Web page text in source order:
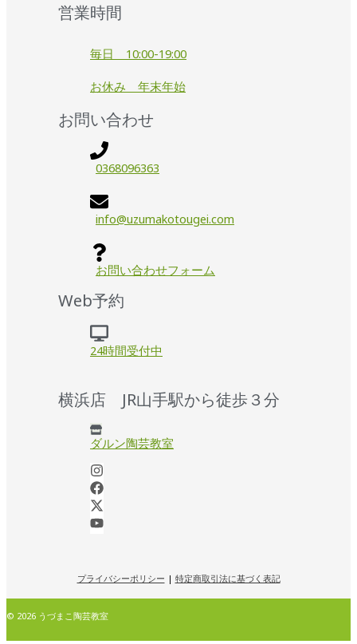
営業時間
毎日 10:00-19:00
お休み 年末年始
お問い合わせ
0368096363
info@uzumakotougei.com
お問い合わせフォーム
Web予約
24時間受付中
横浜店 JR山手駅から徒歩３分
ダルン陶芸教室
プライバシーポリシー | 特定商取引法に基づく表記
© 2026 うづまこ陶芸教室